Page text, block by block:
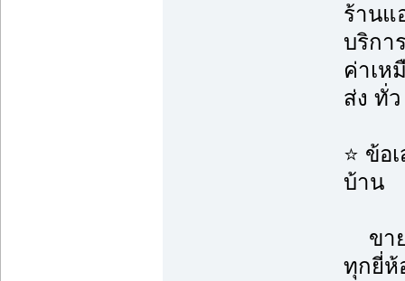
ร้านแ
บริกา
ค่าเห
ส่ง ทั่
⭐ ข้อ
บ้าน
ขาย
ทุกยี่ห้